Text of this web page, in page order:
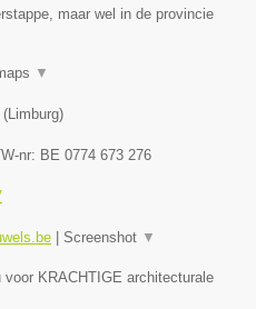
maar wel in de provincie
▼
(Limburg)
nr: BE 0774 673 276
Screenshot ▼
KRACHTIGE architecturale